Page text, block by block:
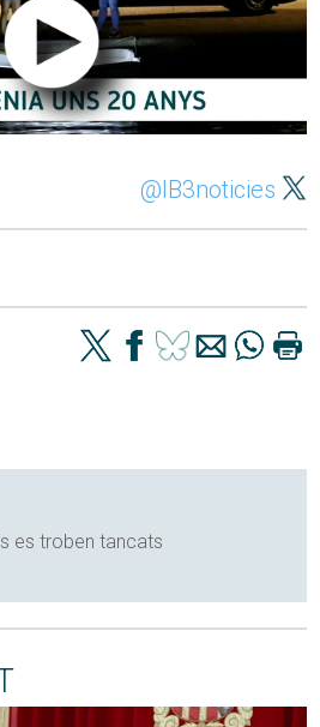
@IB3noticies
es troben tancats